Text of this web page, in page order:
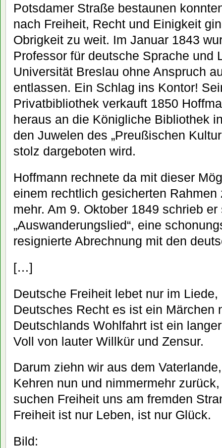
Potsdamer Straße bestaunen
nach Freiheit, Recht und Einigkeit
Obrigkeit zu weit. Im Januar 1843
Professor für deutsche Sprache und
Universität Breslau ohne Anspruch
entlassen. Ein Schlag ins Kontor!
Privatbibliothek verkauft 1850
heraus an die Königliche Bibliothek
den Juwelen des „Preußischen
stolz dargeboten wird.
Hoffmann rechnete da mit dieser
einem rechtlich gesicherten
mehr. Am 9. Oktober 1849 schrieb er
„Auswanderungslied“, eine
resignierte Abrechnung mit den
[…]
Deutsche Freiheit lebet nur im Liede,
Deutsches Recht es ist ein Märchen
Deutschlands Wohlfahrt ist ein
Voll von lauter Willkür und Zensur.
Darum ziehn wir aus dem Vaterlande,
Kehren nun und nimmermehr zurück,
suchen Freiheit uns am fremden
Freiheit ist nur Leben, ist nur Glück.
Bild: